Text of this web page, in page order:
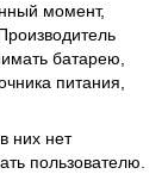
момент,
батарею,
питания,
них нет
пользователю.